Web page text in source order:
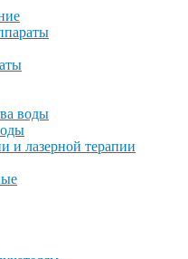
воды
и лазерной терапии